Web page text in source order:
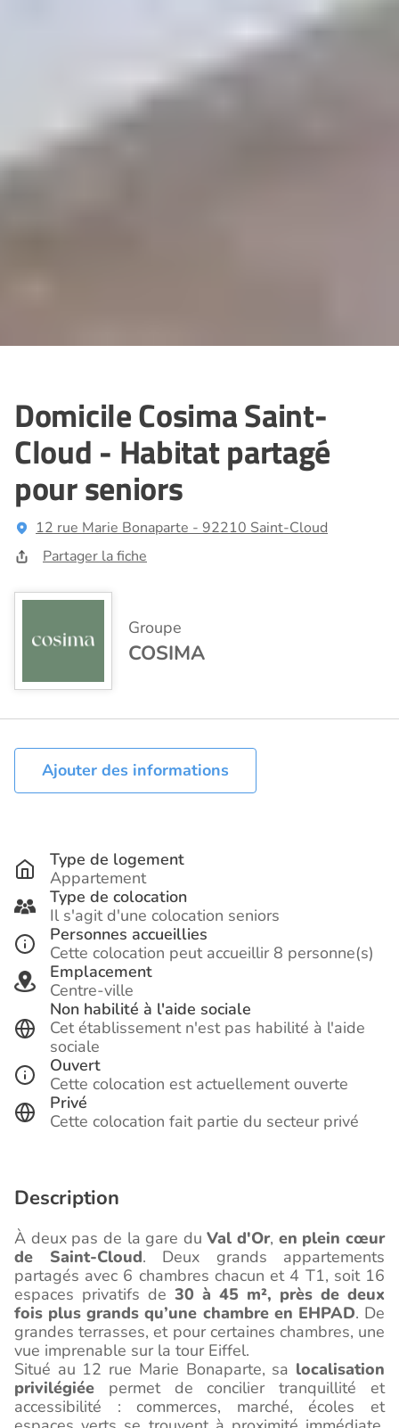
Domicile Cosima Saint-
Cloud - Habitat partagé
pour seniors
12 rue Marie Bonaparte - 92210 Saint-Cloud
Partager la fiche
Groupe
COSIMA
Ajouter des informations
Type de logement
Appartement
Type de colocation
Il s'agit d'une colocation seniors
Personnes accueillies
Cette colocation peut accueillir 8 personne(s)
Emplacement
Centre-ville
Non habilité à l'aide sociale
Cet établissement n'est pas habilité à l'aide
sociale
Ouvert
Cette colocation est actuellement ouverte
Privé
Cette colocation fait partie du secteur privé
Description
À deux pas de la gare duVal d'Or, en plein cœur
de Saint-Cloud. Deux grands appartements
partagés avec 6 chambres chacun et 4 T1, soit 16
espaces privatifs de 30 à 45 m², près de deux
fois plus grands qu’une chambre en EHPAD. De
grandes terrasses, et pour certaines chambres, une
vue imprenable sur la tour Eiffel.
Situé au 12 rue Marie Bonaparte, sa localisation
privilégiée permet de concilier tranquillité et
accessibilité : commerces, marché, écoles et